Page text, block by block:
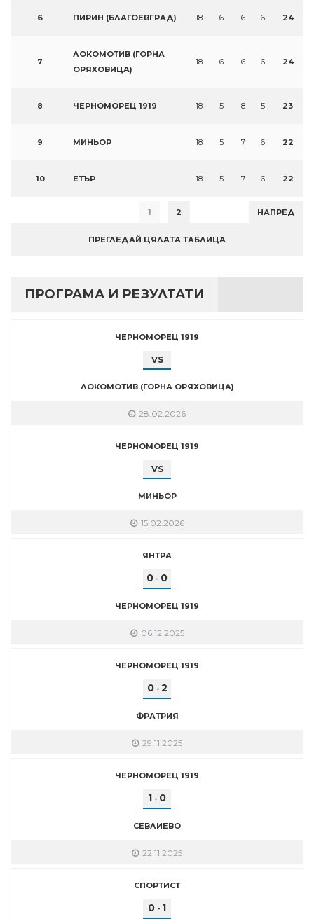
6 ПИРИН (БЛАГОЕВГРАД) 18 6 6 6 24
7
ЛОКОМОТИВ (ГОРНА
ОРЯХОВИЦА)
18 6 6 6 24
8 ЧЕРНОМОРЕЦ 1919 18 5 8 5 23
9 МИНЬОР 18 5 7 6 22
10 ЕТЪР 18 5 7 6 22
1 2 НАПРЕД
ПРЕГЛЕДАЙ ЦЯЛАТА ТАБЛИЦА
ПРОГРАМА И РЕЗУЛТАТИ
ЧЕРНОМОРЕЦ 1919
VS
ЛОКОМОТИВ (ГОРНА ОРЯХОВИЦА)
28.02.2026
ЧЕРНОМОРЕЦ 1919
VS
МИНЬОР
15.02.2026
ЯНТРА
0 - 0
ЧЕРНОМОРЕЦ 1919
06.12.2025
ЧЕРНОМОРЕЦ 1919
0- 2
ФРАТРИЯ
29.11.2025
ЧЕРНОМОРЕЦ 1919
1 - 0
СЕВЛИЕВО
22.11.2025
СПОРТИСТ
0 - 1